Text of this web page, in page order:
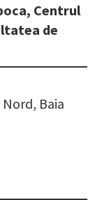
Centrul
de
Baia